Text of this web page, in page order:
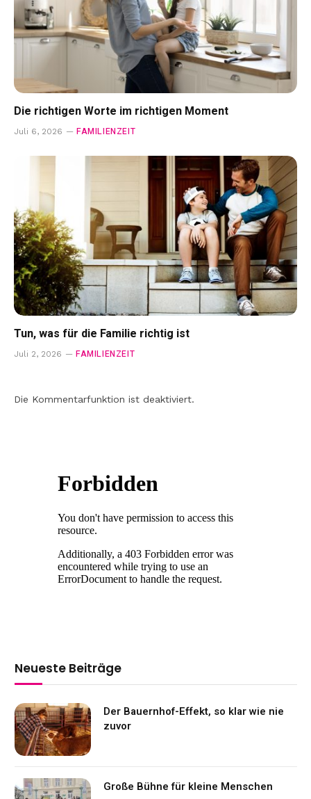
Die richtigen Worte im richtigen Moment
Juli 6, 2026 FAMILIENZEIT
Tun, was für die Familie richtig ist
Juli 2, 2026 FAMILIENZEIT
Die Kommentarfunktion ist deaktiviert.
Neueste Beiträge
Der Bauernhof-Effekt, so klar wie nie
zuvor
Große Bühne für kleine Menschen